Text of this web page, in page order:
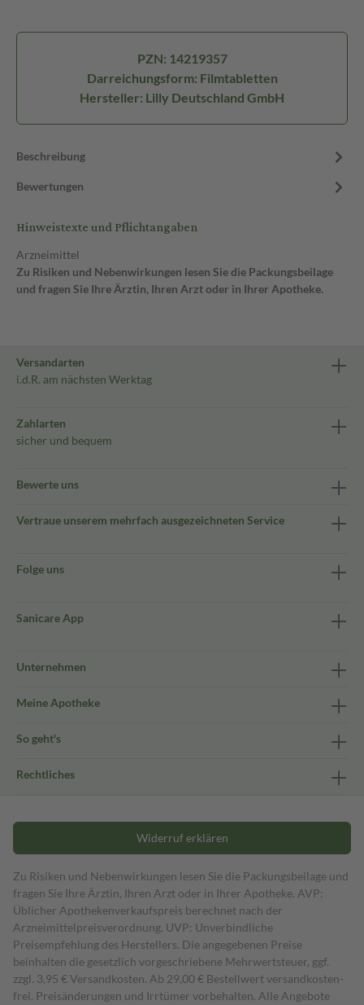
PZN: 14219357
Darreichungsform: Filmtabletten
Hersteller: Lilly Deutschland GmbH
Beschreibung
Bewertungen
Hinweistexte und Pflichtangaben
Arzneimittel
Zu Risiken und Nebenwirkungen lesen Sie die Packungsbeilage
und fragen Sie Ihre Ärztin, Ihren Arzt oder in Ihrer Apotheke.
Versandarten
i.d.R. am nächsten Werktag
Zahlarten
sicher und bequem
Bewerte uns
Vertraue unserem mehrfach ausgezeichneten Service
Folge uns
Sanicare App
Unternehmen
Meine Apotheke
So geht's
Rechtliches
Widerruf erklären
Zu Risiken und Nebenwirkungen lesen Sie die Packungsbeilage und
fragen Sie Ihre Ärztin, Ihren Arzt oder in Ihrer Apotheke. AVP:
Üblicher Apothekenverkaufspreis berechnet nach der
Arzneimittelpreisverordnung. UVP: Unverbindliche
Preisempfehlung des Herstellers. Die angegebenen Preise
beinhalten die gesetzlich vorgeschriebene Mehrwertsteuer, ggf.
zzgl. 3,95 € Versandkosten. Ab 29,00 € Bestell­wert versand­kosten­
frei. Preisänderungen und Irrtümer vorbehalten. Alle Angebote